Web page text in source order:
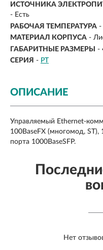
ИСТОЧНИКА
- Есть
РАБОЧАЯ ТЕМПЕРАТУРА -
МАТЕРИАЛ КОРПУСА -
ГАБАРИТНЫЕ РАЗМЕРЫ
-
СЕРИЯ - PT
ОПИСАНИЕ
Управляемый Ethernet-
100BaseFX (многомод, ST),
порта 1000BaseSFP.
Нет